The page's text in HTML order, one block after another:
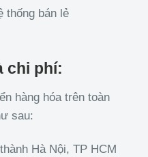
thống bán lẻ
chi phí:
hàng hóa trên toàn
sau:
Hà Nội, TP HCM